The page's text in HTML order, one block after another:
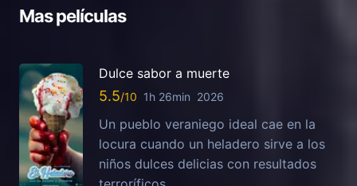
Mas películas
Dulce sabor a muerte
5.5 1h 26min 2026
Un pueblo veraniego ideal cae en la
locura cuando un heladero sirve a los
niños dulces delicias con resultados